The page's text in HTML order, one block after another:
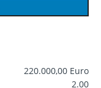
220.000,00 Euro
2.00